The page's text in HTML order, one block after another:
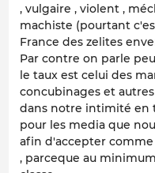
, vulgaire , violent ,
machiste (pourtant
France des zelites
Par contre on parle
le taux est celui des
concubinages et
dans notre intimité en
pour les media que
afin d'accepter
, parceque au